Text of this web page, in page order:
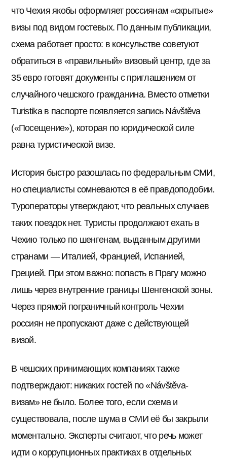
что Чехия якобы оформляет россиянам «скрытые»
визы под видом гостевых. По данным публикации,
схема работает просто: в консульстве советуют
обратиться в «правильный» визовый центр, где за
35 евро готовят документы с приглашением от
случайного чешского гражданина. Вместо отметки
Turistika в паспорте появляется запись Návštěva
(«Посещение»), которая по юридической силе
равна туристической визе.
История быстро разошлась по федеральным СМИ,
но специалисты сомневаются в её правдоподобии.
Туроператоры утверждают, что реальных случаев
таких поездок нет. Туристы продолжают ехать в
Чехию только по шенгенам, выданным другими
странами — Италией, Францией, Испанией,
Грецией. При этом важно: попасть в Прагу можно
лишь через внутренние границы Шенгенской зоны.
Через прямой пограничный контроль Чехии
россиян не пропускают даже с действующей
визой.
В чешских принимающих компаниях также
подтверждают: никаких гостей по «Návštěva-
визам» не было. Более того, если схема и
существовала, после шума в СМИ её бы закрыли
моментально. Эксперты считают, что речь может
идти о коррупционных практиках в отдельных